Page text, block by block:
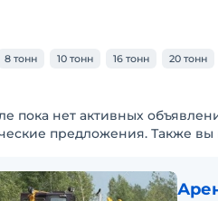
8 тонн 10 тонн 16 тонн 20 тонн
пока нет активных
предложения. Также